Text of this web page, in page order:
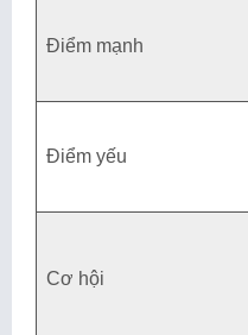
Điểm mạnh
Điểm yếu
Cơ hội